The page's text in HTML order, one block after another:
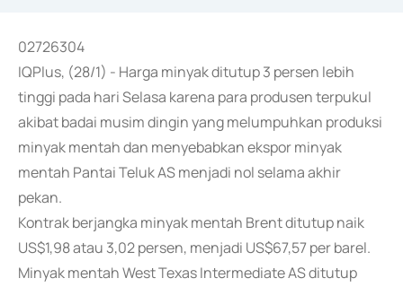
02726304
IQPlus, (28/1) - Harga minyak ditutup 3 persen lebih
tinggi pada hari Selasa karena para produsen terpukul
akibat badai musim dingin yang melumpuhkan produksi
minyak mentah dan menyebabkan ekspor minyak
mentah Pantai Teluk AS menjadi nol selama akhir
pekan.
Kontrak berjangka minyak mentah Brent ditutup naik
US$1,98 atau 3,02 persen, menjadi US$67,57 per barel.
Minyak mentah West Texas Intermediate AS ditutup